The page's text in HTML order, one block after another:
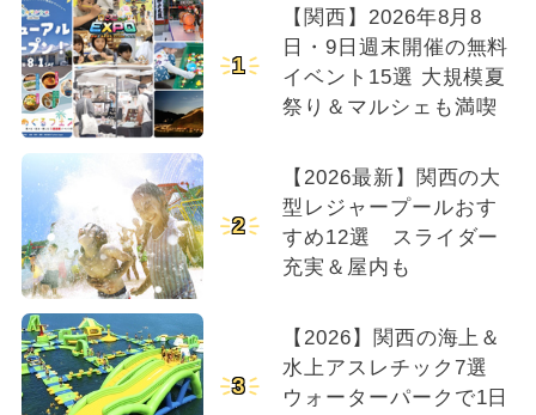
1
【関西】2026年8月8
日・9日週末開催の無料
イベント15選 大規模夏
祭り＆マルシェも満喫
2
【2026最新】関西の大
型レジャープールおす
すめ12選 スライダー
充実＆屋内も
3
【2026】関西の海上＆
水上アスレチック7選
ウォーターパークで1日